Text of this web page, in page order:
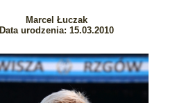
Marcel Łuczak
Data urodzenia: 15.03.2010